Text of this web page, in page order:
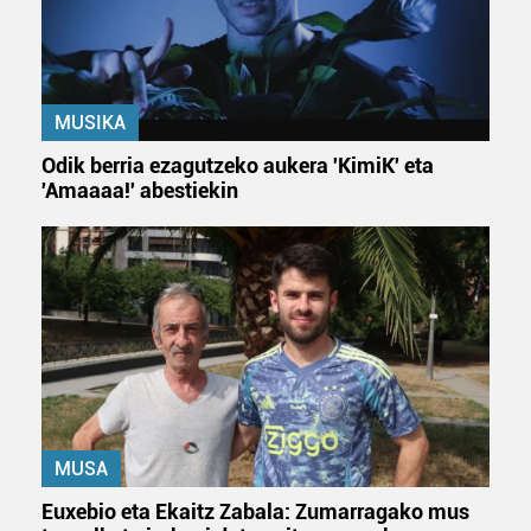
datuen atalean. Edozein unetan alda edo ken dezakezu
zure baimena Cookieen adierazpenean.
Webgune honek cookie propioak eta hirugarrenen cookie-
fitxategiak erabiltzen ditu. Zure esperientzia eta
zerbitzuak hobetzeko asmoz, cookie teknologiaz
baliatzen gara. Ohar hau onartuz gero, teknologia hori
irakurri
MUSIKA
Odik berria ezagutzeko aukera 'KimiK' eta
'Amaaaa!' abestiekin
MUSA
Euxebio eta Ekaitz Zabala: Zumarragako mus